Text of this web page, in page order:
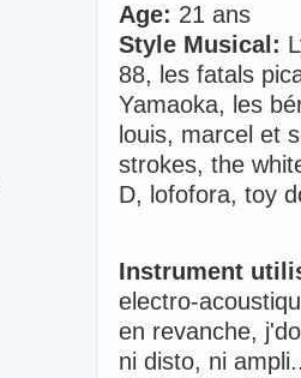
Age: 21 ans
Style Musical:
88, les fatals
Yamaoka, les
louis, marcel et
strokes, the
D, lofofora, toy
Instrument
electro-
en revanche,
ni disto, ni